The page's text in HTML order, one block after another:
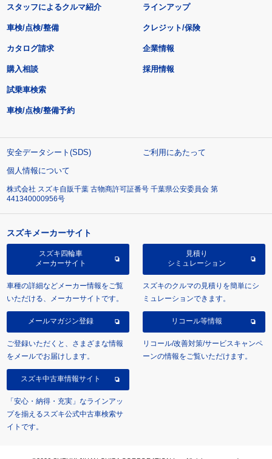
スタッフによるクルマ紹介 ラインアップ
車検/点検/整備 クレジット/保険
カタログ請求
購入相談
試乗車検索
車検/点検/整備予約
企業情報
採用情報
安全データシート(SDS)
ご利用にあたって
個人情報について
株式会社 スズキ自販千葉 古物商許可証番号 千葉県公安委員会 第
441340000956号
スズキメーカーサイト
スズキ四輪車
メーカーサイト
車種の詳細などメーカー情報をご覧
いただける、メーカーサイトです。
見積り
シミュレーション
スズキのクルマの見積りを簡単にシ
ミュレーションできます。
メールマガジン登録
ご登録いただくと、さまざまな情報
をメールでお届けします。
リコール等情報
リコール/改善対策/サービスキャンペ
ーンの情報をご覧いただけます。
スズキ中古車情報サイト
「安心・納得・充実」なラインアッ
プを揃えるスズキ公式中古車検索サ
イトです。